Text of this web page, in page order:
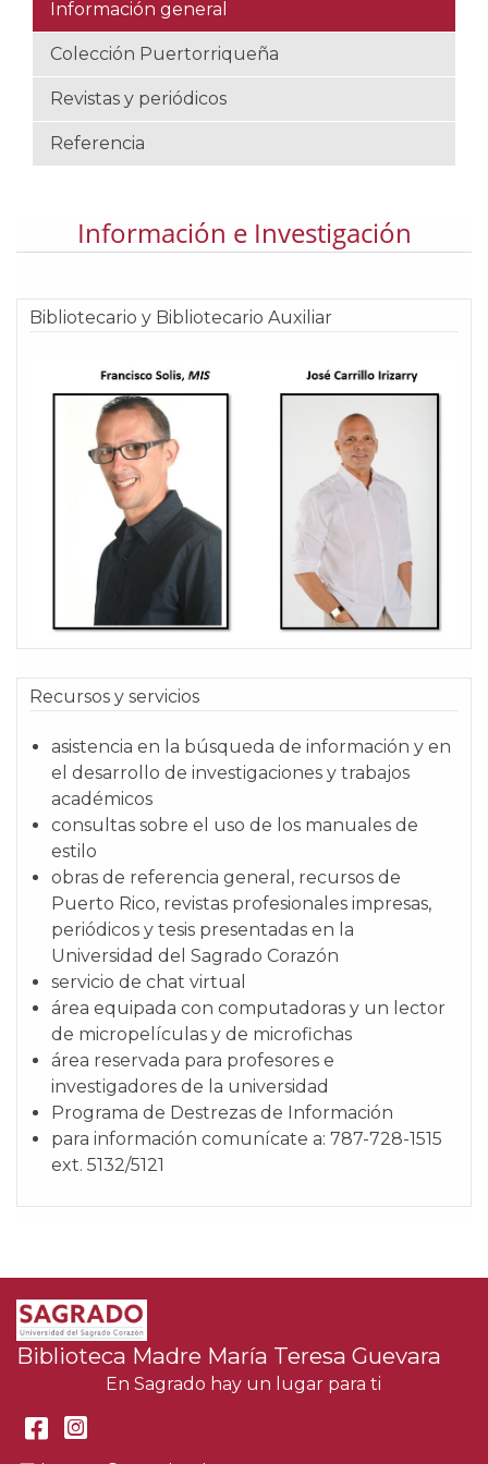
Información general
Colección Puertorriqueña
Revistas y periódicos
Referencia
Información e Investigación
Bibliotecario y Bibliotecario Auxiliar
Recursos y servicios
asistencia en la búsqueda de información y en
el desarrollo de investigaciones y trabajos
académicos
consultas sobre el uso de los manuales de
estilo
obras de referencia general, recursos de
Puerto Rico, revistas profesionales impresas,
periódicos y tesis presentadas en la
Universidad del Sagrado Corazón
servicio de chat virtual
área equipada con computadoras y un lector
de micropelículas y de microfichas
área reservada para profesores e
investigadores de la universidad
Programa de Destrezas de Información
para información comunícate a: 787-728-1515
ext. 5132/5121
Biblioteca Madre María Teresa Guevara
En Sagrado hay un lugar para ti
Facebook
Instagram